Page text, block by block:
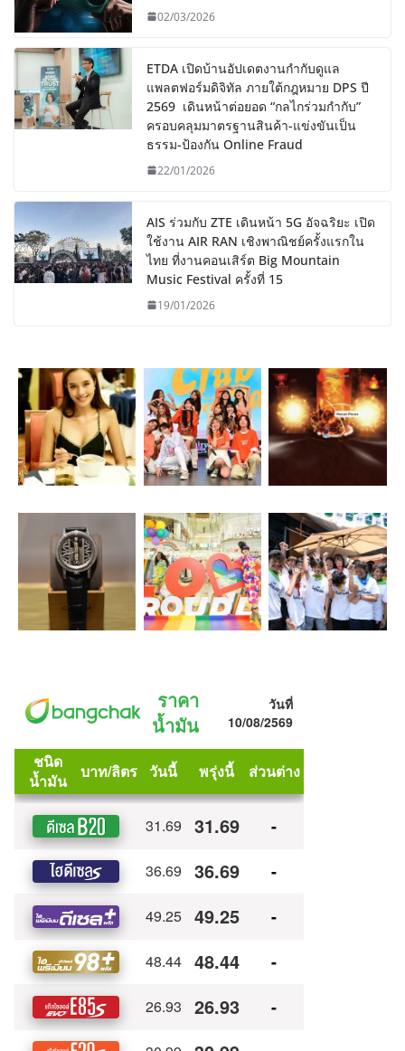
02/03/2026
ETDA เปิดบ้านอัปเดตงานกำกับดูแล
แพลตฟอร์มดิจิทัล ภายใต้กฎหมาย DPS ปี
2569 เดินหน้าต่อยอด “กลไกร่วมกำกับ”
ครอบคลุมมาตรฐานสินค้า-แข่งขันเป็น
ธรรม-ป้องกัน Online Fraud
22/01/2026
AIS ร่วมกับ ZTE เดินหน้า 5G อัจฉริยะ เปิด
ใช้งาน AIR RAN เชิงพาณิชย์ครั้งแรกใน
ไทย ที่งานคอนเสิร์ต Big Mountain
Music Festival ครั้งที่ 15
19/01/2026